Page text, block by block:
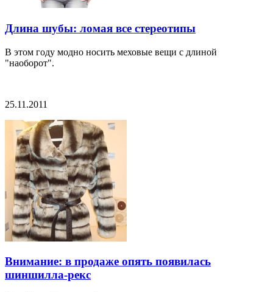
Длина шубы: ломая все стереотипы
В этом году модно носить меховые вещи с длиной
"наоборот".
25.11.2011
Внимание: в продаже опять появилась
шиншилла-рекс